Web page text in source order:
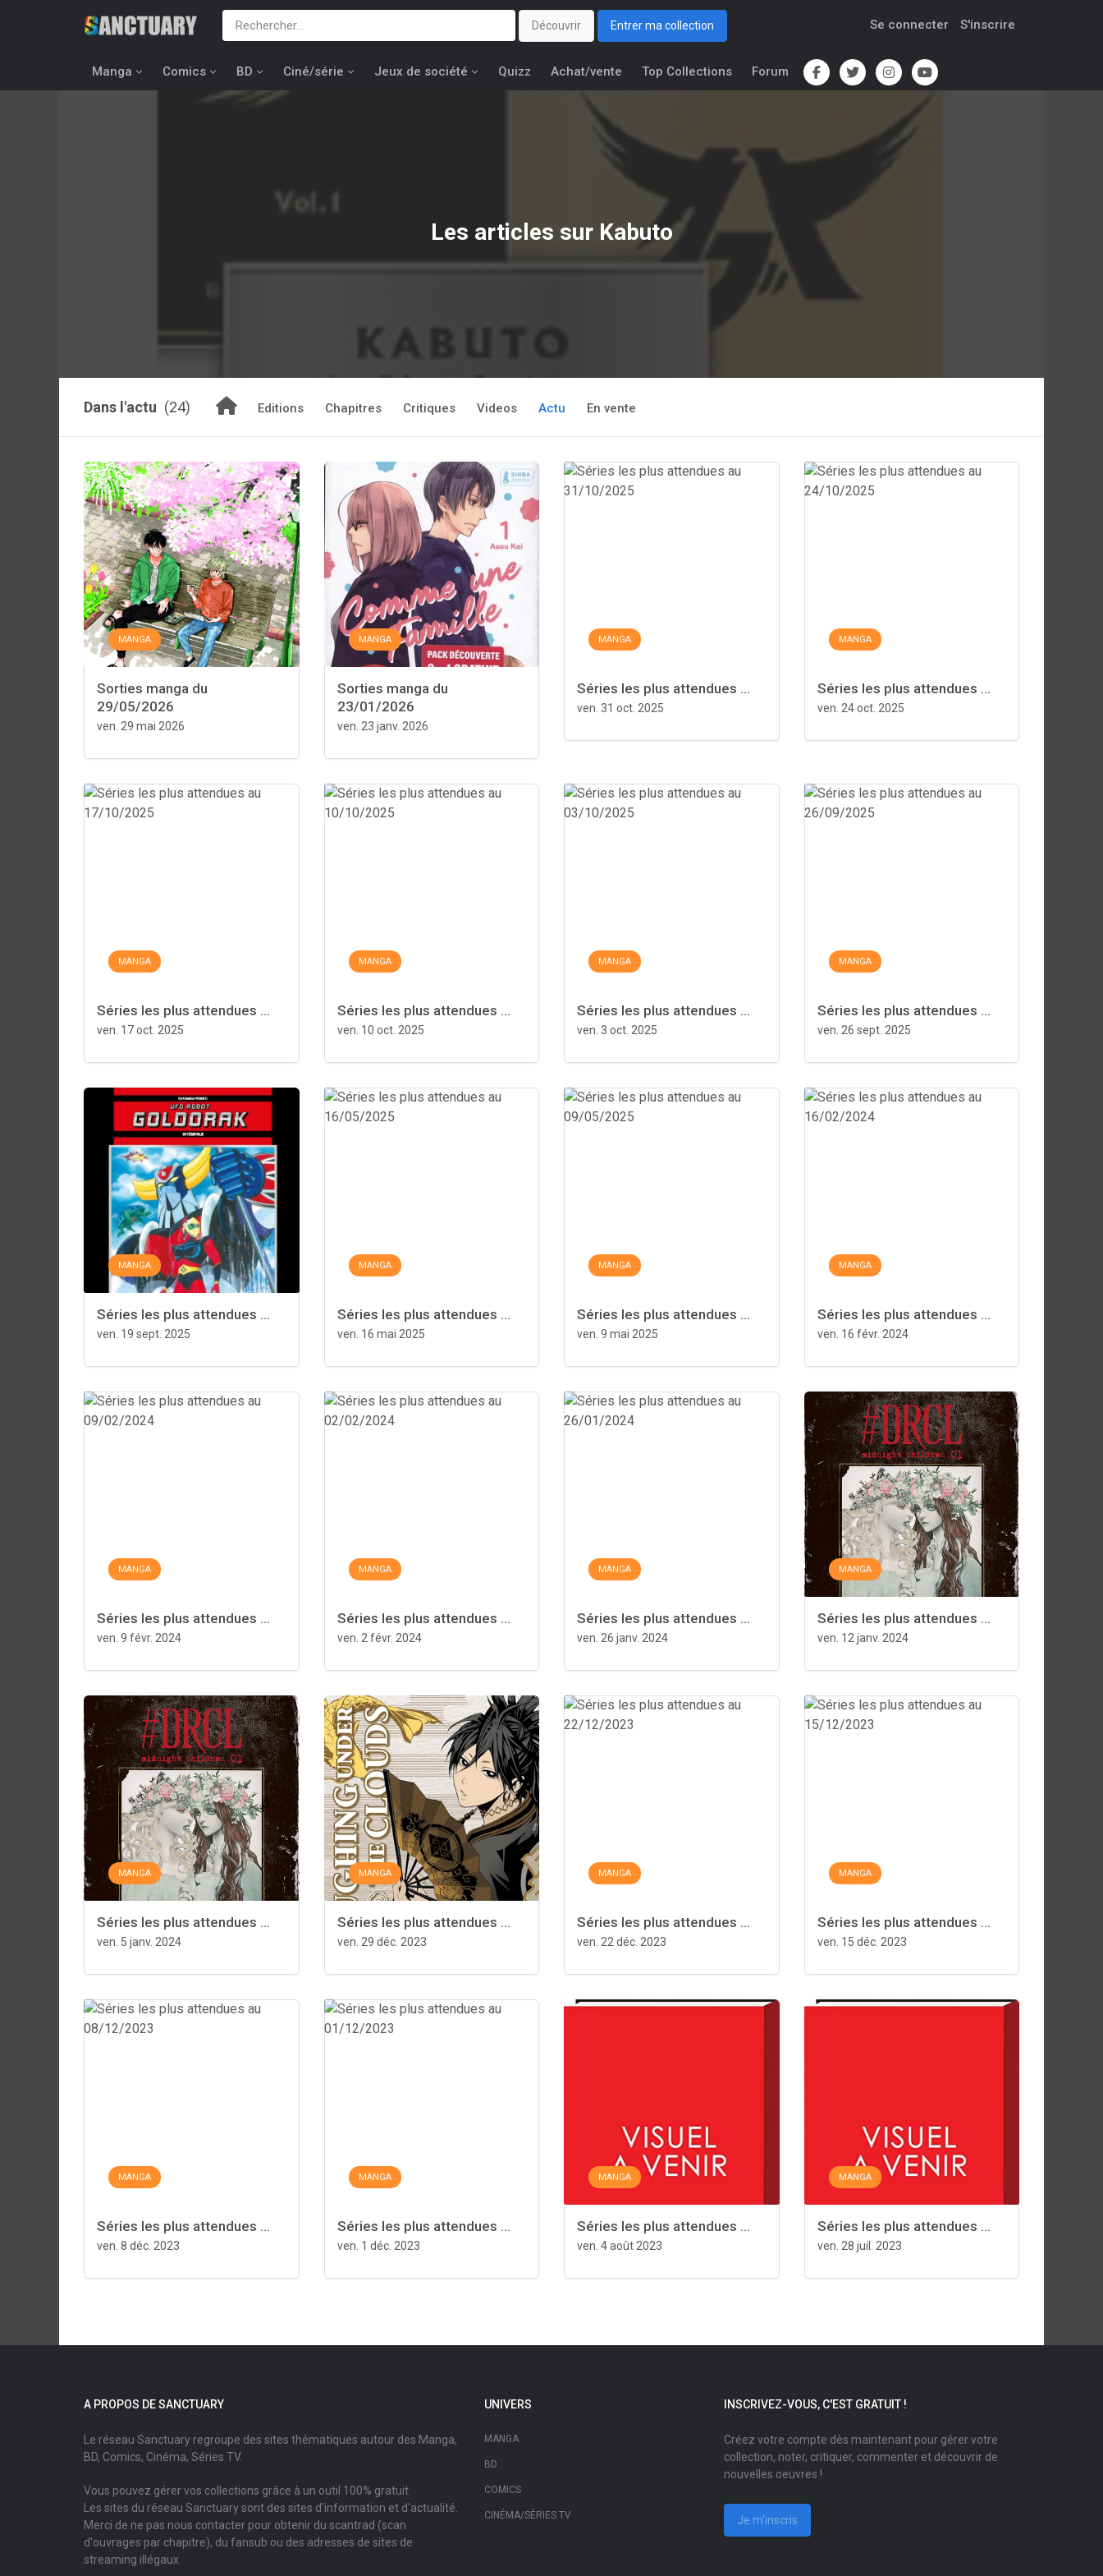
Découvrir Entrer ma collection Se connecter S'inscrire
Manga Comics BD Ciné/série Jeux de société Quizz Achat/vente Top Collections Forum
Les articles sur Kabuto
Dans l'actu (24) Editions Chapitres Critiques Videos Actu En vente
MANGA
Sorties manga du
29/05/2026
ven. 29 mai 2026
MANGA
Sorties manga du
23/01/2026
ven. 23 janv. 2026
MANGA
Séries les plus attendues ...
ven. 31 oct. 2025
MANGA
Séries les plus attendues ...
ven. 24 oct. 2025
MANGA
Séries les plus attendues ...
ven. 17 oct. 2025
MANGA
Séries les plus attendues ...
ven. 10 oct. 2025
MANGA
Séries les plus attendues ...
ven. 3 oct. 2025
MANGA
Séries les plus attendues ...
ven. 26 sept. 2025
MANGA
Séries les plus attendues ...
ven. 19 sept. 2025
MANGA
Séries les plus attendues ...
ven. 16 mai 2025
MANGA
Séries les plus attendues ...
ven. 9 mai 2025
MANGA
Séries les plus attendues ...
ven. 16 févr. 2024
MANGA
Séries les plus attendues ...
ven. 9 févr. 2024
MANGA
Séries les plus attendues ...
ven. 2 févr. 2024
MANGA
Séries les plus attendues ...
ven. 26 janv. 2024
MANGA
Séries les plus attendues ...
ven. 12 janv. 2024
MANGA
Séries les plus attendues ...
ven. 5 janv. 2024
MANGA
Séries les plus attendues ...
ven. 29 déc. 2023
MANGA
Séries les plus attendues ...
ven. 22 déc. 2023
MANGA
Séries les plus attendues ...
ven. 15 déc. 2023
MANGA
Séries les plus attendues ...
ven. 8 déc. 2023
MANGA
Séries les plus attendues ...
ven. 1 déc. 2023
MANGA
Séries les plus attendues ...
ven. 4 août 2023
MANGA
Séries les plus attendues ...
ven. 28 juil. 2023
A PROPOS DE SANCTUARY
Le réseau Sanctuary regroupe des sites thématiques autour des Manga,
BD, Comics, Cinéma, Séries TV.
Vous pouvez gérer vos collections grâce à un outil 100% gratuit.
Les sites du réseau Sanctuary sont des sites d'information et d'actualité.
Merci de ne pas nous contacter pour obtenir du scantrad (scan
d'ouvrages par chapitre), du fansub ou des adresses de sites de
streaming illégaux.
UNIVERS
MANGA
BD
COMICS
CINÉMA/SÉRIES TV
INSCRIVEZ-VOUS, C'EST GRATUIT !
Créez votre compte dès maintenant pour gérer votre
collection, noter, critiquer, commenter et découvrir de
nouvelles oeuvres !
Je m'inscris